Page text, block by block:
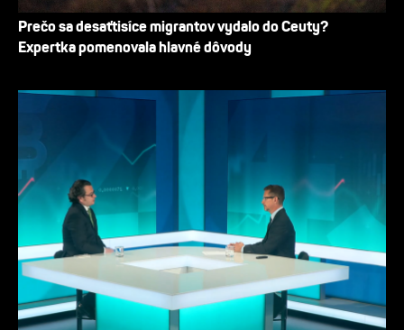
Prečo sa desaťtisíce migrantov vydalo do Ceuty?
Expertka pomenovala hlavné dôvody